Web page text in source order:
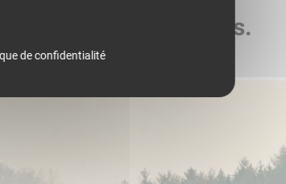
de vos parcelles.
de confidentialité